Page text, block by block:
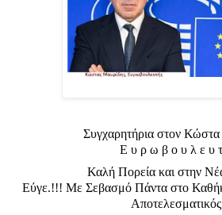
Συγχαρητήρια στον
Ε υ ρ ω β ο υ λ ε υ
Καλή Πορεία και στην
Εύγε.!!! Με Σεβασμό Πάντα στο